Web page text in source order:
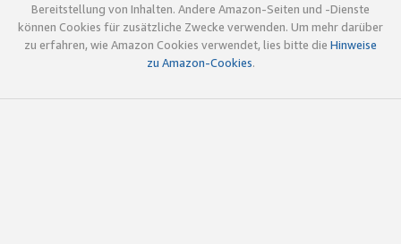
Bereitstellung von Inhalten. Andere Amazon-Seiten und -Dienste
können Cookies für zusätzliche Zwecke verwenden. Um mehr darüber
zu erfahren, wie Amazon Cookies verwendet, lies bitte die Hinweise
zu Amazon-Cookies.